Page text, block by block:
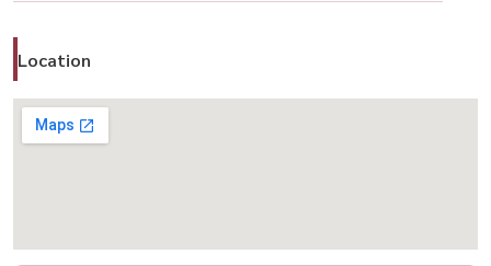
สถานศึกษา
🎓 ม.เกษมบัณฑิต ร่มเกล้า (7.1 กม.)
🏥 รพ.รามคำแหง 2 (4.6 กม.)
Location